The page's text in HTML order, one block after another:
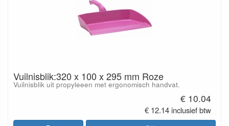
Vuilnisblik:320 x 100 x 295 mm Roze
Vuilnisblik uit propyleeen met ergonomisch handvat.
€ 10.04
€ 12.14 inclusief btw